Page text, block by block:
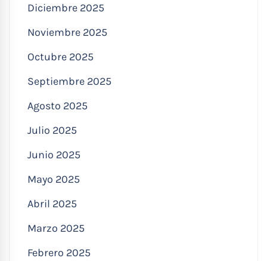
Diciembre 2025
Noviembre 2025
Octubre 2025
Septiembre 2025
Agosto 2025
Julio 2025
Junio 2025
Mayo 2025
Abril 2025
Marzo 2025
Febrero 2025